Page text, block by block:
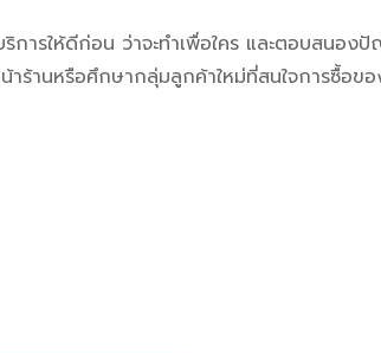
ารให้ดีก่อน ว่าจะทำเพื่อใคร และตอบสนอง
ร้านหรือศึกษากลุ่มลูกค้าใหม่ที่สนใจการซื้อข